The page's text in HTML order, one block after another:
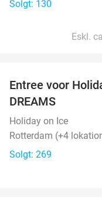
Solgt: 130
Eskl.
Entree voor
DREAMS
Holiday on Ice
Rotterdam (+4
Solgt: 269